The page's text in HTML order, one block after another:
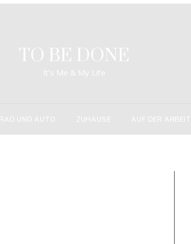
TO BE DONE
It's Me & My Life
UND AUTO ZUHAUSE AUF DER ARBEIT